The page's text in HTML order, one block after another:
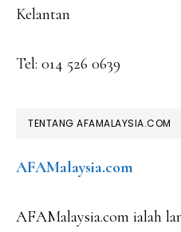
Kelantan
Tel: 014 526 0639
TENTANG AFAMALAYSIA.COM
AFAMalaysia.com
AFAMalaysia.com ialah